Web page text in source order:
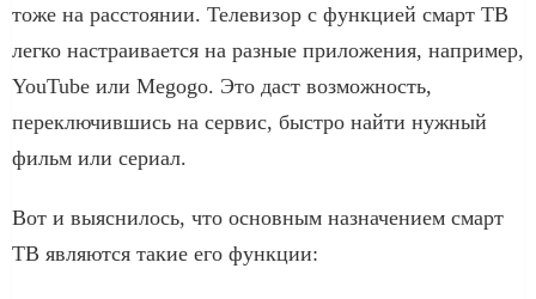
тоже на расстоянии. Телевизор с функцией смарт ТВ
легко настраивается на разные приложения, например,
YouTube или Megogo. Это даст возможность,
переключившись на сервис, быстро найти нужный
фильм или сериал.
Вот и выяснилось, что основным назначением смарт
ТВ являются такие его функции: